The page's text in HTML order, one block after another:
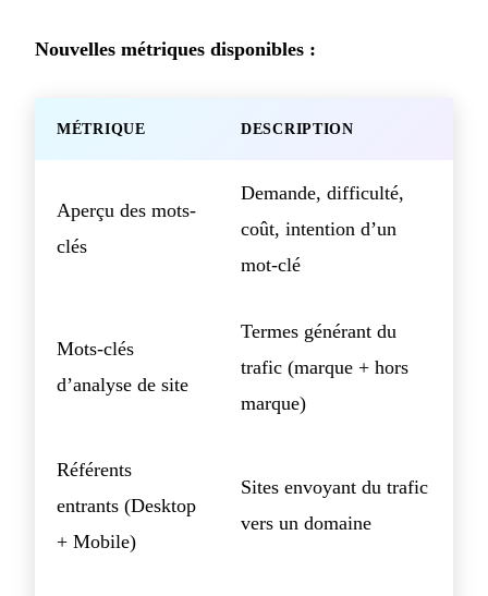
Nouvelles métriques disponibles :
MÉTRIQUE DESCRIPTION
Aperçu des mots-
clés
Demande, difficulté,
coût, intention d’un
mot-clé
Mots-clés
d’analyse de site
Termes générant du
trafic (marque + hors
marque)
Référents
entrants (Desktop
+ Mobile)
Sites envoyant du trafic
vers un domaine